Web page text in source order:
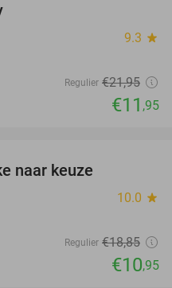
9.3 star
Regulier €21,95
€11 ,95
naar keuze
10.0 star
Regulier €18,85
€10,95